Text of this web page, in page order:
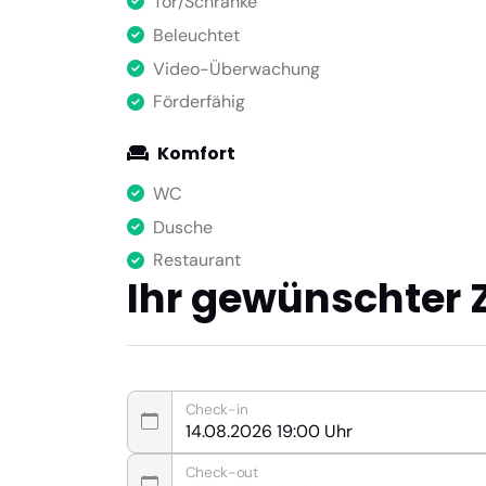
Beleuchtet
Video-Überwachung
Förderfähig
Komfort
WC
Dusche
Restaurant
Ihr gewünschter
Check-in
Check-out